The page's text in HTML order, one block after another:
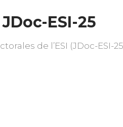
ESI-25
de l’ESI (JDoc-ESI-